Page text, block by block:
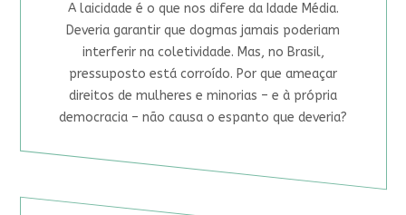
A laicidade é o que nos difere da Idade Média.
Deveria garantir que dogmas jamais poderiam
interferir na coletividade. Mas, no Brasil,
pressuposto está corroído. Por que ameaçar
direitos de mulheres e minorias – e à própria
democracia – não causa o espanto que deveria?